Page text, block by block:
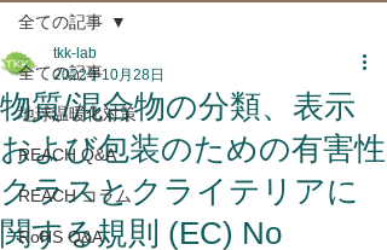
全ての記事
地球温暖化対策
REACH Q&A
REACH コラム
RoHS Q&A
全ての記事
物質/混合物の分類、表示
および包装のための有害性
クラスとクライテリアに
関する規則 (EC) No
tkk-lab
2022年10月28日